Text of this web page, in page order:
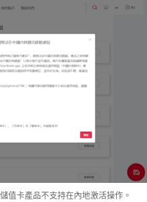
值卡產品不支持在內地激活操作。